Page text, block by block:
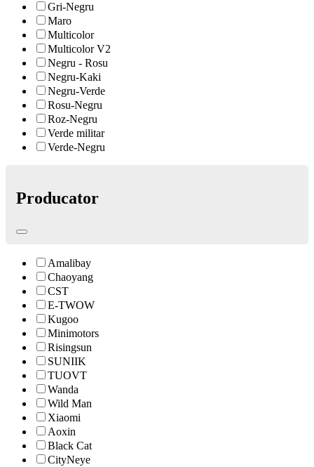
Gri-Negru
Maro
Multicolor
Multicolor V2
Negru - Rosu
Negru-Kaki
Negru-Verde
Rosu-Negru
Roz-Negru
Verde militar
Verde-Negru
Producator
Amalibay
Chaoyang
CST
E-TWOW
Kugoo
Minimotors
Risingsun
SUNIIK
TUOVT
Wanda
Wild Man
Xiaomi
Aoxin
Black Cat
CityNeye